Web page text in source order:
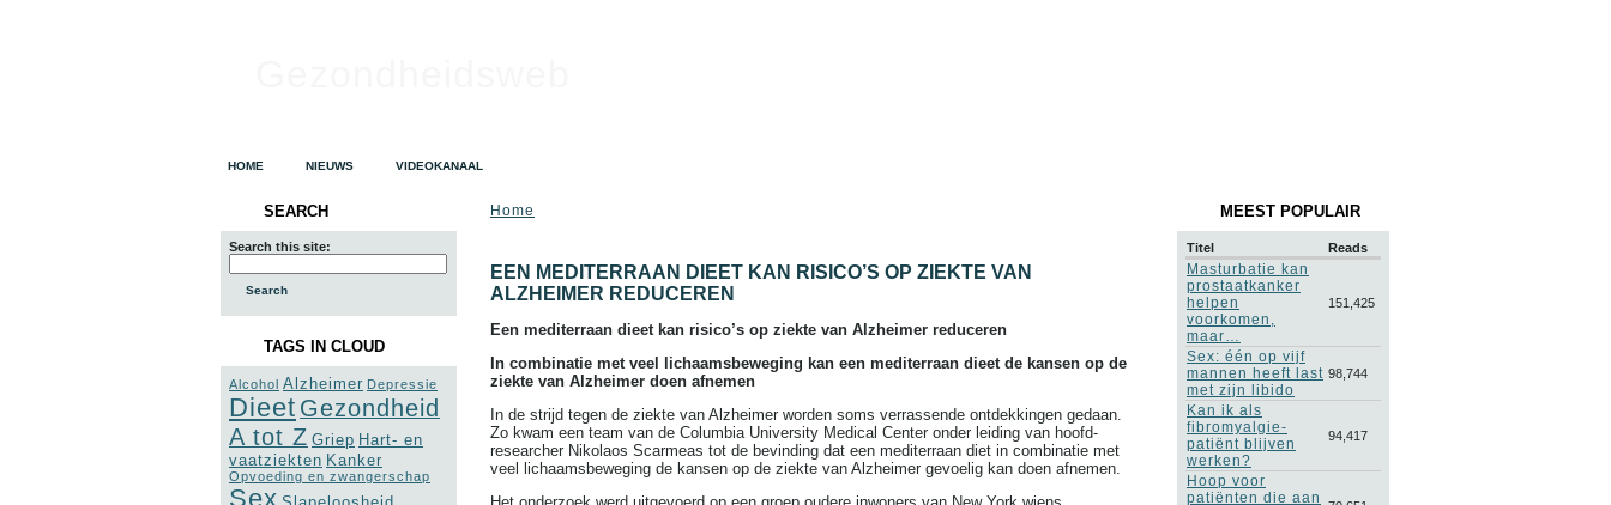
HOME NIEUWS VIDEOKANAAL
SEARCH
Search this site:
TAGS IN CLOUD
Alcohol Alzheimer Depressie
Dieet Gezondheid
A tot Z Griep Hart- en
vaatziekten Kanker
Opvoeding en zwangerschap
Sex
Home
EEN MEDITERRAAN DIEET KAN RISICO’S OP ZIEKTE VAN
ALZHEIMER REDUCEREN
Een mediterraan dieet kan risico’s op ziekte van Alzheimer reduceren
In combinatie met veel lichaamsbeweging kan een mediterraan dieet de kansen op de
ziekte van Alzheimer doen afnemen
In de strijd tegen de ziekte van Alzheimer worden soms verrassende ontdekkingen gedaan.
Zo kwam een team van de Columbia University Medical Center onder leiding van hoofd-
researcher Nikolaos Scarmeas tot de bevinding dat een mediterraan diet in combinatie met
veel lichaamsbeweging de kansen op de ziekte van Alzheimer gevoelig kan doen afnemen.
MEEST POPULAIR
Titel Reads
Masturbatie kan
prostaatkanker
helpen
voorkomen,
maar…
151,425
Sex: één op vijf
mannen heeft last
met zijn libido
98,744
Kan ik als
fibromyalgie-
patiënt blijven
werken?
94,417
Hoop voor
patiënten die aan